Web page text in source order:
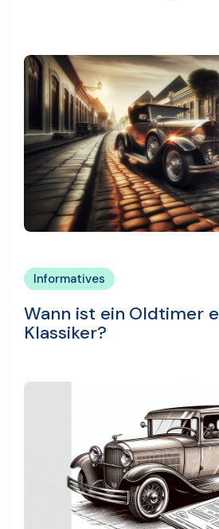
Informatives
Wann ist ein Oldtimer
Klassiker?